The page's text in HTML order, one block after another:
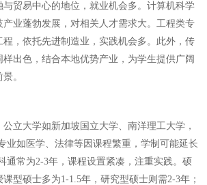
贸易中心的地位，就业机会多。计算机科学
业蓬勃发展，对相关人才需求大。工程类专
程，依托先进制造业，实践机会多。此外，传
出色，结合本地优势产业，为学生提供广阔
。
立大学如新加坡国立大学、南洋理工大学，
业如医学、法律等因课程繁重，学制可能延长
通常为2-3年，课程设置紧凑，注重实践。硕
型硕士多为1-1.5年，研究型硕士则需2-3年；